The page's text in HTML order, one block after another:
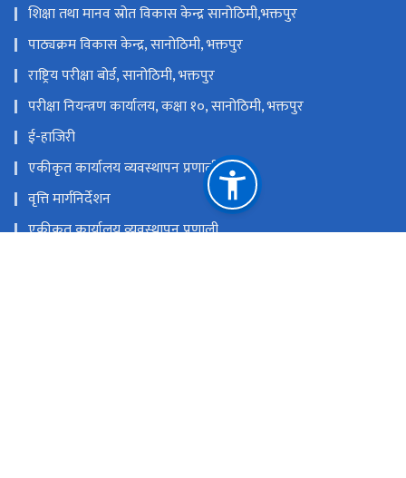
शिक्षा तथा मानव स्रोत विकास केन्द्र सानोठिमी,भक्तपुर
पाठ्यक्रम विकास केन्द्र, सानोठिमी, भक्तपुर
राष्ट्रिय परीक्षा बोर्ड, सानोठिमी, भक्तपुर
परीक्षा नियन्त्रण कार्यालय, कक्षा १०, सानोठिमी, भक्तपुर
ई-हाजिरी
एकीकृत कार्यालय व्यवस्थापन प्रणाली
वृत्ति मार्गनिर्देशन
एकीकृत कार्यालय व्यवस्थापन प्रणाली